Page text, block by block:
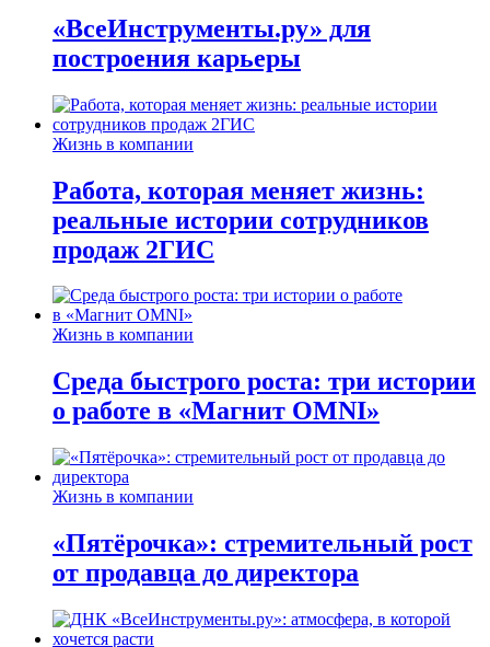
«ВсеИнструменты.ру» для
построения карьеры
Жизнь в компании
Работа, которая меняет жизнь:
реальные истории сотрудников
продаж 2ГИС
Жизнь в компании
Среда быстрого роста: три истории
о работе в «Магнит OMNI»
Жизнь в компании
«Пятёрочка»: стремительный рост
от продавца до директора